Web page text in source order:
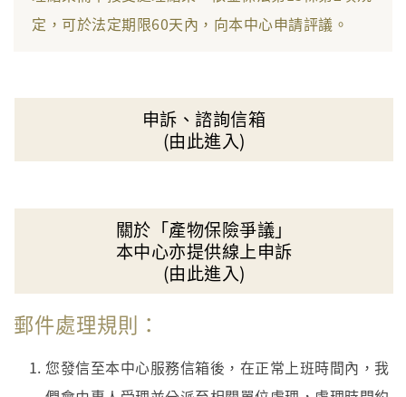
定，可於法定期限60天內，向本中心申請評議。
申訴、諮詢信箱
(由此進入)
關於「產物保險爭議」
本中心亦提供線上申訴
(由此進入)
郵件處理規則：
您發信至本中心服務信箱後，在正常上班時間內，我